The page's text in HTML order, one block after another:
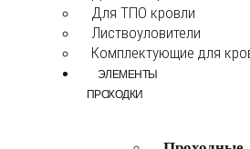
Для ТПО кровли
Листвоуловители
Комплектующие для
ЭЛЕМЕНТЫ
ПРОХОДКИ